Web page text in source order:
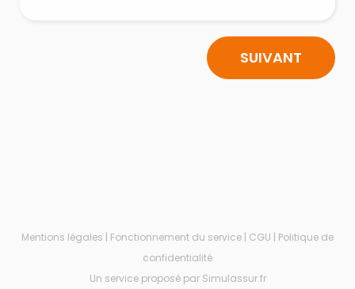
SUIVANT
Mentions légales | Fonctionnement du service | CGU | Politique de
confidentialité
Un service proposé par Simulassur.fr